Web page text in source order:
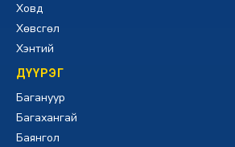
Ховд
Хөвсгөл
Хэнтий
ДҮҮРЭГ
Багануур
Багахангай
Баянгол